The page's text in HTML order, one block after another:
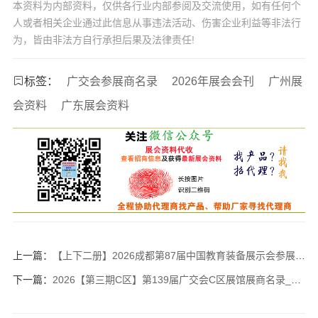
本资料为内部资料，仅供各行业内部参阅及交流使用，如有任何个
人或者相关企业通过此信息从事违法活动、伤害企业利益等非法行
为，皆由非法方自行承担后果及法律责任!
标签： 广交会参展商名录 2026年展会会刊
广州展
会资料
广东展会资料
上一篇： 【上下二册】2026成都第87届中国教育装备展示会参展产品目录与企业名录
下一篇： 2026【第三期C区】第139届广交会C区展馆展商名录_广交会参展商名录